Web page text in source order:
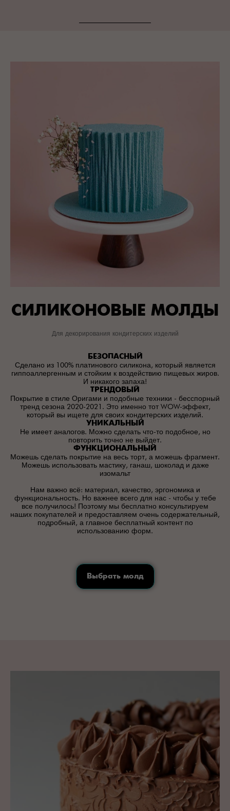
СИЛИКОНОВЫЕ МОЛДЫ
Для декорирования кондитерских изделий
БЕЗОПАСНЫЙ
Сделано из 100% платинового силикона, который является
гиппоаллергенным и стойким к воздействию пищевых жиров.
И никакого запаха!
ТРЕНДОВЫЙ
Покрытие в стиле Оригами и подобные техники - бесспорный
тренд сезона 2020-2021. Это именно тот WOW-эффект,
который вы ищете для своих кондитерских изделий.
УНИКАЛЬНЫЙ
Не имеет аналогов. Можно сделать что-то подобное, но
повторить точно не выйдет.
ФУНКЦИОНАЛЬНЫЙ
Можешь сделать покрытие на весь торт, а можешь фрагмент.
Можешь использовать мастику, ганаш, шоколад и даже
изомальт
Нам важно всё: материал, качество, эргономика и
функциональность. Но важнее всего для нас - чтобы у тебе
все получилось! Поэтому мы бесплатно консультируем
наших покупателей и предоставляем очень содержательный,
подробный, а главное бесплатный контент по
использованию форм.
Выбрать молд